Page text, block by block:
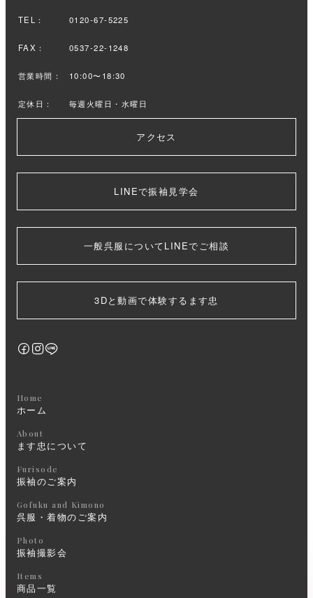
TEL： 0120-67-5225
FAX： 0537-22-1248
営業時間： 10:00〜18:30
定休日： 毎週火曜日・水曜日
アクセス
LINEで振袖見学会
一般呉服についてLINEでご相談
3Dと動画で体験するます忠
Home
ホーム
About
ます忠について
Furisode
振袖のご案内
Gofuku and Kimono
呉服・着物のご案内
Photo
振袖撮影会
Items
商品一覧